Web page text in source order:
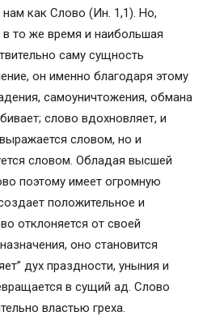
как Слово (Ин. 1,1). Но,
то же время и наибольшая
саму сущность
он именно благодаря этому
самоуничтожения, обмана
слово вдохновляет, и
словом, но и
словом. Обладая высшей
поэтому имеет огромную
положительное и
отклоняется от своей
оно становится
дух праздности, уныния и
в сущий ад. Слово
властью греха.